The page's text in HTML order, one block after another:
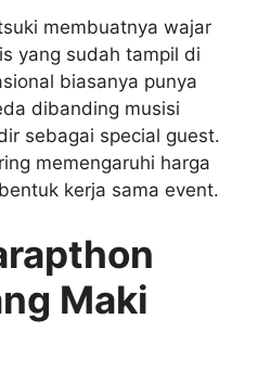
membuatnya wajar
yang sudah tampil di
biasanya punya
dibanding musisi
sebagai special guest.
memengaruhi harga
kerja sama event.
Maki